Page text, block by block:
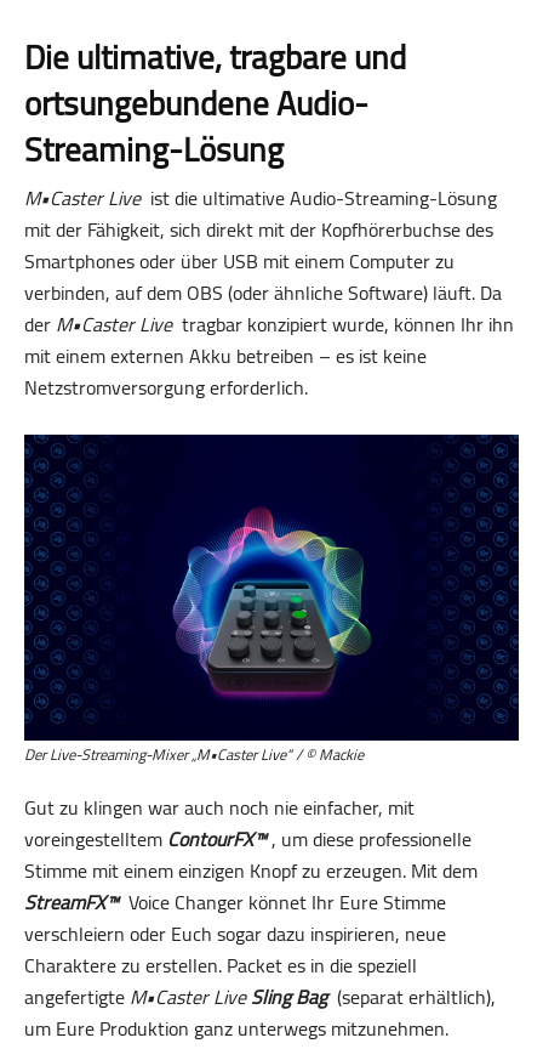
Die ultimative, tragbare und
ortsungebundene Audio-
Streaming-Lösung
M•Caster Liveist die ultimative Audio-Streaming-Lösung
mit der Fähigkeit, sich direkt mit der Kopfhörerbuchse des
Smartphones oder über USB mit einem Computer zu
verbinden, auf dem OBS (oder ähnliche Software) läuft. Da
derM•Caster Livetragbar konzipiert wurde, können Ihr ihn
mit einem externen Akku betreiben – es ist keine
Netzstromversorgung erforderlich.
Der Live-Streaming-Mixer „M•Caster Live“ / © Mackie
Gut zu klingen war auch noch nie einfacher, mit
voreingestelltem ContourFX™, um diese professionelle
Stimme mit einem einzigen Knopf zu erzeugen. Mit dem
StreamFX™Voice Changer könnet Ihr Eure Stimme
verschleiern oder Euch sogar dazu inspirieren, neue
Charaktere zu erstellen. Packet es in die speziell
angefertigteM•Caster LiveSling Bag(separat erhältlich),
um Eure Produktion ganz unterwegs mitzunehmen.